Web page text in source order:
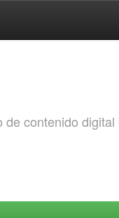
contenido